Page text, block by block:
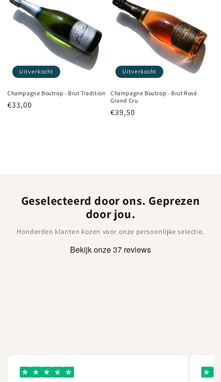
Uitverkocht
Champagne Boutrop - Brut Tradition
Normale
€33,00
Uitverkocht
Champagne Boutrop - Brut Rosé
Grand Cru
Normale
€39,50
Geselecteerd door ons. Geprezen
door jou.
Honderden klanten kozen voor onze persoonlijke selectie.
★ ★ ★ ★ ★ ★